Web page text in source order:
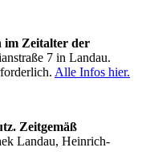
im Zeitalter der
7 in Landau.
Alle Infos hier.
Zeitgemäß
Landau, Heinrich-